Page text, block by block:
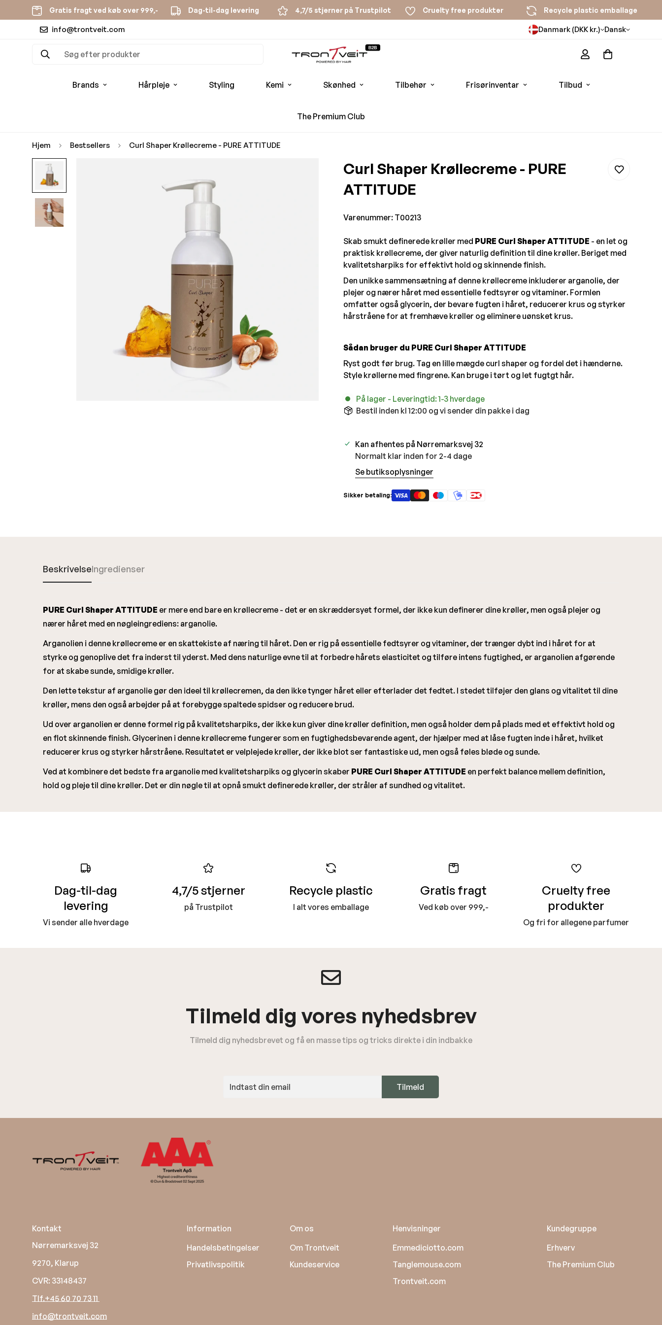
Gratis fragt ved køb over 999,- Dag-til-dag levering 4,7/5 stjerner på Trustpilot Cruelty free produkter Recycle plastic emballage
info@trontveit.com Danmark (DKK kr.) Dansk
Søg efter produkter
Brands Hårpleje Styling Kemi Skønhed Tilbehør Frisørinventar Tilbud
The Premium Club
Hjem Bestsellers Curl Shaper Krøllecreme - PURE ATTITUDE
Curl Shaper Krøllecreme - PURE
ATTITUDE
Varenummer: T00213
Skab smukt definerede krøller med PURE Curl Shaper ATTITUDE - en let og
praktisk krøllecreme, der giver naturlig definition til dine krøller. Beriget med
kvalitetsharpiks for effektivt hold og skinnende finish.
Den unikke sammensætning af denne krøllecreme inkluderer arganolie, der
plejer og nærer håret med essentielle fedtsyrer og vitaminer. Formlen
omfatter også glycerin, der bevare fugten i håret, reducerer krus og styrker
hårstråene for at fremhæve krøller og eliminere uønsket krus.
Sådan bruger du PURE Curl Shaper ATTITUDE
Ryst godt før brug. Tag en lille mægde curl shaper og fordel det i hænderne.
Style krøllerne med fingrene. Kan bruge i tørt og let fugtgt hår.
På lager - Leveringtid: 1-3 hverdage
Bestil inden kl 12:00 og vi sender din pakke i dag
Kan afhentes på Nørremarksvej 32
Normalt klar inden for 2-4 dage
Se butiksoplysninger
Sikker betaling:
BeskrivelseIngredienser
PURE Curl Shaper ATTITUDE er mere end bare en krøllecreme - det er en skræddersyet formel, der ikke kun definerer dine krøller, men også plejer og
nærer håret med en nøgleingrediens: arganolie.
Arganolien i denne krøllecreme er en skattekiste af næring til håret. Den er rig på essentielle fedtsyrer og vitaminer, der trænger dybt ind i håret for at
styrke og genoplive det fra inderst til yderst. Med dens naturlige evne til at forbedre hårets elasticitet og tilføre intens fugtighed, er arganolien afgørende
for at skabe sunde, smidige krøller.
Den lette tekstur af arganolie gør den ideel til krøllecremen, da den ikke tynger håret eller efterlader det fedtet. I stedet tilføjer den glans og vitalitet til dine
krøller, mens den også arbejder på at forebygge spaltede spidser og reducere brud.
Ud over arganolien er denne formel rig på kvalitetsharpiks, der ikke kun giver dine krøller definition, men også holder dem på plads med et effektivt hold og
en flot skinnende finish. Glycerinen i denne krøllecreme fungerer som en fugtighedsbevarende agent, der hjælper med at låse fugten inde i håret, hvilket
reducerer krus og styrker hårstråene. Resultatet er velplejede krøller, der ikke blot ser fantastiske ud, men også føles bløde og sunde.
Ved at kombinere det bedste fra arganolie med kvalitetsharpiks og glycerin skaber PURE Curl Shaper ATTITUDE en perfekt balance mellem definition,
hold og pleje til dine krøller. Det er din nøgle til at opnå smukt definerede krøller, der stråler af sundhed og vitalitet.
Dag-til-dag
levering
Vi sender alle hverdage
4,7/5 stjerner
på Trustpilot
Recycle plastic
I alt vores emballage
Gratis fragt
Ved køb over 999,-
Cruelty free
produkter
Og fri for allegene parfumer
Tilmeld dig vores nyhedsbrev
Tilmeld dig nyhedsbrevet og få en masse tips og tricks direkte i din indbakke
Tilmeld
Kontakt
Nørremarksvej 32
9270, Klarup
CVR: 33148437
Tlf.+45 60 70 73 11
info@trontveit.com
Information
Handelsbetingelser
Privatlivspolitik
Om os
Om Trontveit
Kundeservice
Henvisninger
Emmediciotto.com
Tanglemouse.com
Trontveit.com
Kundegruppe
Erhverv
The Premium Club